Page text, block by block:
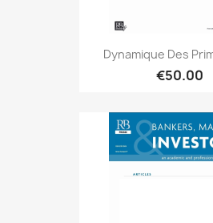
Dynamique Des
€50.00